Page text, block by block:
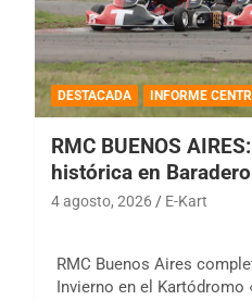
DESTACADA INFORME
RMC BUENOS
histórica en Baradero
4 agosto, 2026 E-Kart
RMC Buenos Aires
Invierno en el Kartódromo